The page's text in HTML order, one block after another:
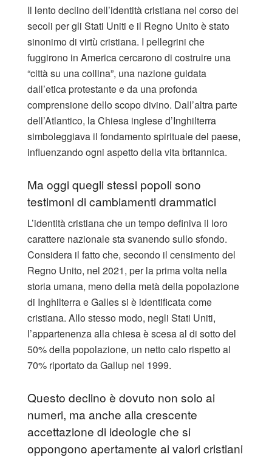
Il lento declino dell’identità cristiana nel corso dei
secoli per gli Stati Uniti e il Regno Unito è stato
sinonimo di virtù cristiana. I pellegrini che
fuggirono in America cercarono di costruire una
“città su una collina”, una nazione guidata
dall’etica protestante e da una profonda
comprensione dello scopo divino. Dall’altra parte
dell’Atlantico, la Chiesa inglese d’Inghilterra
simboleggiava il fondamento spirituale del paese,
influenzando ogni aspetto della vita britannica.
Ma oggi quegli stessi popoli sono
testimoni di cambiamenti drammatici
L’identità cristiana che un tempo definiva il loro
carattere nazionale sta svanendo sullo sfondo.
Considera il fatto che, secondo il censimento del
Regno Unito, nel 2021, per la prima volta nella
storia umana, meno della metà della popolazione
di Inghilterra e Galles si è identificata come
cristiana. Allo stesso modo, negli Stati Uniti,
l’appartenenza alla chiesa è scesa al di sotto del
50% della popolazione, un netto calo rispetto al
70% riportato da Gallup nel 1999.
Questo declino è dovuto non solo ai
numeri, ma anche alla crescente
accettazione di ideologie che si
oppongono apertamente ai valori cristiani